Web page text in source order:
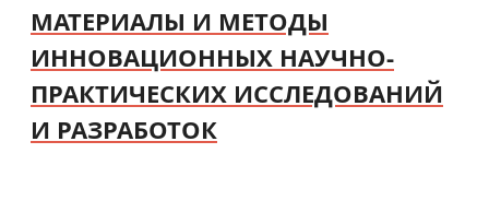
МАТЕРИАЛЫ И МЕТОДЫ
ИННОВАЦИОННЫХ НАУЧНО-
ПРАКТИЧЕСКИХ ИССЛЕДОВАНИЙ
И РАЗРАБОТОК